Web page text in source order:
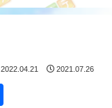
2022.04.21 2021.07.26